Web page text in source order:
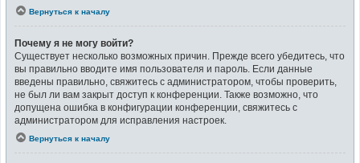
Вернуться к началу
Почему я не могу войти?
Существует несколько возможных причин. Прежде всего убедитесь, что
вы правильно вводите имя пользователя и пароль. Если данные
введены правильно, свяжитесь с администратором, чтобы проверить,
не был ли вам закрыт доступ к конференции. Также возможно, что
допущена ошибка в конфигурации конференции, свяжитесь с
администратором для исправления настроек.
Вернуться к началу